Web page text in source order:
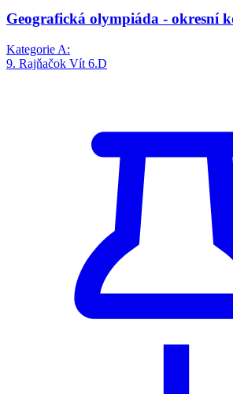
Geografická olympiáda - okresní
Kategorie A:
9. Rajňačok Vít 6.D